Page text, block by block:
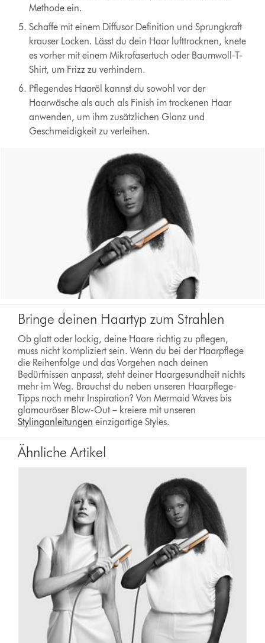
Methode ein.
Schaffe mit einem Diffusor Definition und Sprungkraft
krauser Locken. Lässt du dein Haar lufttrocknen, knete
es vorher mit einem Mikrofasertuch oder Baumwoll-T-
Shirt, um Frizz zu verhindern.
Pflegendes Haaröl kannst du sowohl vor der
Haarwäsche als auch als Finish im trockenen Haar
anwenden, um ihm zusätzlichen Glanz und
Geschmeidigkeit zu verleihen.
Bringe deinen Haartyp zum Strahlen
Ob glatt oder lockig, deine Haare richtig zu pflegen,
muss nicht kompliziert sein. Wenn du bei der Haarpflege
die Reihenfolge und das Vorgehen nach deinen
Bedürfnissen anpasst, steht deiner Haargesundheit nichts
mehr im Weg. Brauchst du neben unseren Haarpflege-
Tipps noch mehr Inspiration? Von Mermaid Waves bis
glamouröser Blow-Out – kreiere mit unseren
Stylinganleitungen einzigartige Styles.
Ähnliche Artikel